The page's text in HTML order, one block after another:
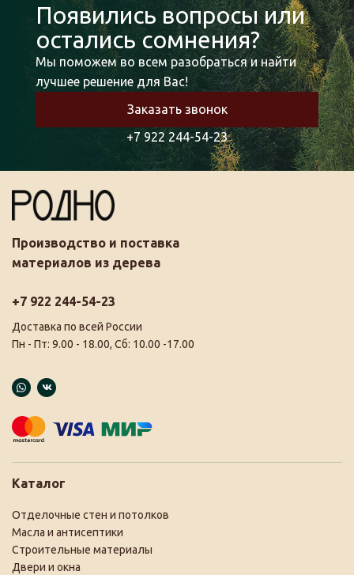
Появились вопросы или
остались сомнения?
Мы поможем во всем разобраться и найти
лучшее решение для Вас!
Заказать звонок
+7 922 244-54-23
Производство и поставка
материалов из дерева
+7 922 244-54-23
Доставка по всей России
Пн - Пт: 9.00 - 18.00, Сб: 10.00 -17.00
Каталог
Отделочные стен и потолков
Масла и антисептики
Строительные материалы
Двери и окна